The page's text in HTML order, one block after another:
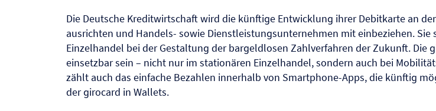
Die Deutsche Kreditwirtschaft wird die künftige Entwicklung ihrer Debitkarte an
ausrichten und Handels- sowie Dienstleistungsunternehmen mit einbeziehen.
Einzelhandel bei der Gestaltung der bargeldlosen Zahlverfahren der Zukunft.
einsetzbar sein – nicht nur im stationären Einzelhandel, sondern auch bei
zählt auch das einfache Bezahlen innerhalb von Smartphone-Apps, die künftig
der girocard in Wallets.